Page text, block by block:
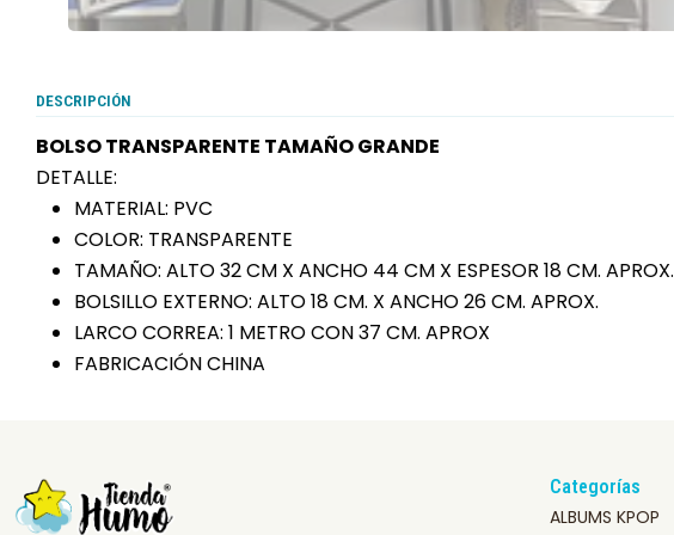
DESCRIPCIÓN
BOLSO TRANSPARENTE TAMAÑO GRANDE
DETALLE:
MATERIAL: PVC
COLOR: TRANSPARENTE
TAMAÑO: ALTO 32 CM X ANCHO 44 CM X ESPESOR 18 CM. APROX.
BOLSILLO EXTERNO: ALTO 18 CM. X ANCHO 26 CM. APROX.
LARCO CORREA: 1 METRO CON 37 CM. APROX
FABRICACIÓN CHINA
Categorías
ALBUMS KPOP